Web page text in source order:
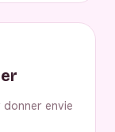
envie